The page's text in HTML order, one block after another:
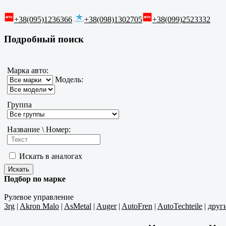
+38(095)1236366 +38(098)1302705 +38(099)2523332
Подробный поиск
Марка авто:
Модель:
Группа
Название \ Номер:
Искать в аналогах
Подбор по марке
Рулевое управление
3rg | Akron Malo | AsMetal | Auger| AutoFren | AutoTechteile |